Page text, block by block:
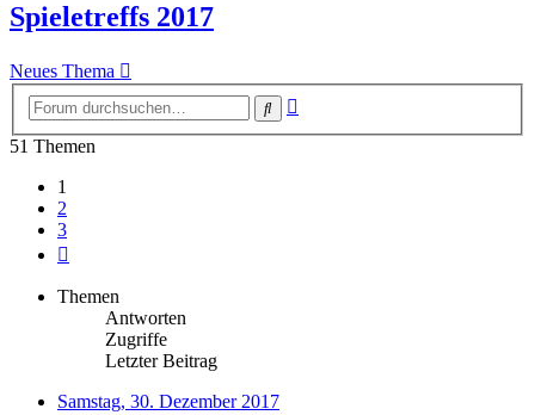
Spieletreffs 2017
Neues Thema
Suche
51 Themen
1
2
3
Themen
Antworten
Zugriffe
Letzter Beitrag
Samstag, 30. Dezember 2017